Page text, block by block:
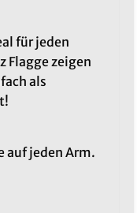
für jeden
Flagge zeigen
als
auf jeden Arm.